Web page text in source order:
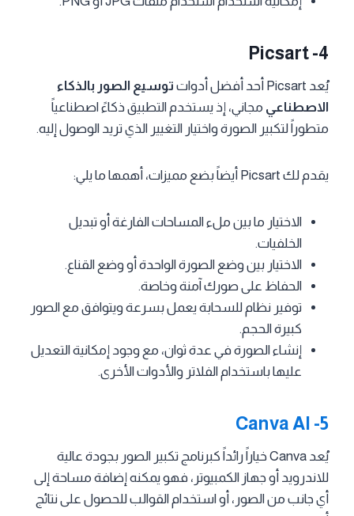
Picsart -4
يُعد Picsart أحد أفضل أدوات
توسيع الصور بالذكاء
الاصطناعي مجاني، إذ يستخدم التطبيق ذكاءً اصطناعياً
متطوراً لتكبير الصورة واختيار التغيير الذي تريد الوصول إليه.
يقدم لك Picsart أيضاً بضع مميزات، أهمها ما يلي:
الاختيار ما بين ملء المساحات الفارغة أو تبديل
الخلفيات.
الاختيار بين وضع الصورة الواحدة أو وضع القناع.
الحفاظ على صورك آمنة وخاصة.
توفير نظام للسحابة يعمل بسرعة ويتوافق مع الصور
كبيرة الحجم.
إنشاء الصورة في عدة ثوان، مع وجود إمكانية التعديل
عليها باستخدام الفلاتر والأدوات الأخرى.
Canva AI -5
يُعد Canva خياراً رائداً كبرنامج تكبير الصور بجودة عالية
للاندرويد أو جهاز الكمبيوتر، فهو يمكنه إضافة مساحة إلى
أي جانب من الصور، أو استخدام القوالب للحصول على نتائج